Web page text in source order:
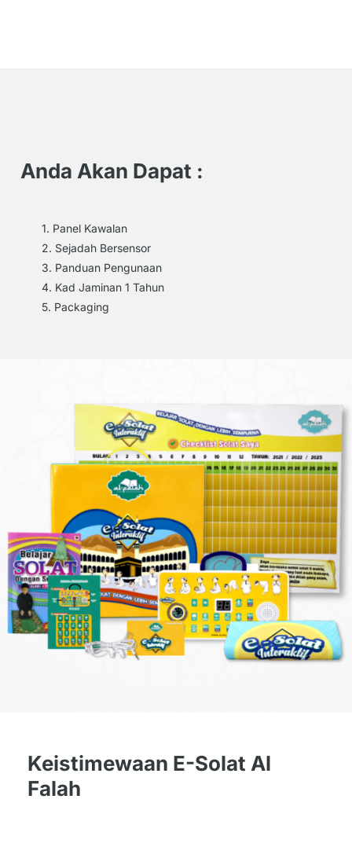
Anda Akan Dapat :
1. Panel Kawalan
2. Sejadah Bersensor
3. Panduan Pengunaan
4. Kad Jaminan 1 Tahun
5. Packaging
Keistimewaan E-Solat Al
Falah